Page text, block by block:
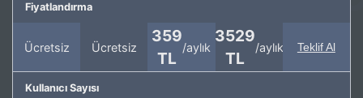
Fiyatlandırma
Ücretsiz Ücretsiz
359
TL
/aylık
3529
TL
/aylık Teklif Al
Kullanıcı Sayısı